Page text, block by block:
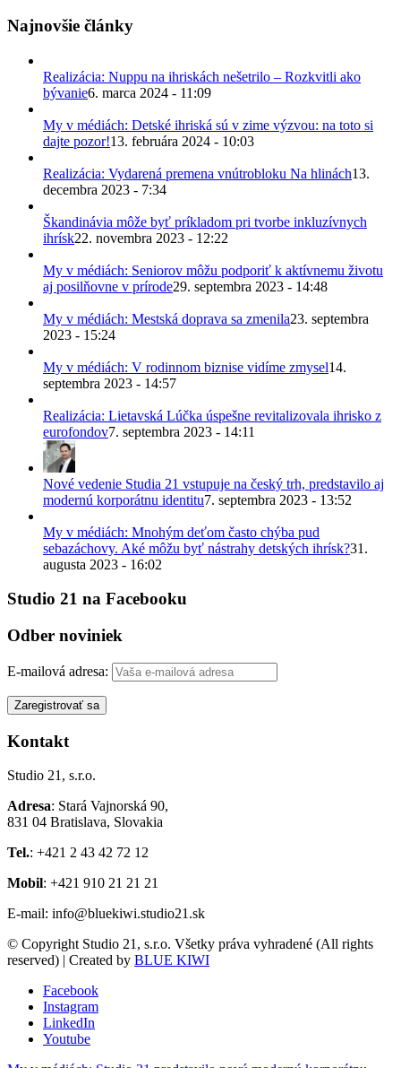
Najnovšie články
Realizácia: Nuppu na ihriskách nešetrilo – Rozkvitli ako
bývanie6. marca 2024 - 11:09
My v médiách: Detské ihriská sú v zime výzvou: na toto si
dajte pozor!13. februára 2024 - 10:03
Realizácia: Vydarená premena vnútrobloku Na hlinách13.
decembra 2023 - 7:34
Škandinávia môže byť príkladom pri tvorbe inkluzívnych
ihrísk22. novembra 2023 - 12:22
My v médiách: Seniorov môžu podporiť k aktívnemu životu
aj posilňovne v prírode29. septembra 2023 - 14:48
My v médiách: Mestská doprava sa zmenila23. septembra
2023 - 15:24
My v médiách: V rodinnom biznise vidíme zmysel14.
septembra 2023 - 14:57
Realizácia: Lietavská Lúčka úspešne revitalizovala ihrisko z
eurofondov7. septembra 2023 - 14:11
Nové vedenie Studia 21 vstupuje na český trh, predstavilo aj
modernú korporátnu identitu7. septembra 2023 - 13:52
My v médiách: Mnohým deťom často chýba pud
sebazáchovy. Aké môžu byť nástrahy detských ihrísk?31.
augusta 2023 - 16:02
Studio 21 na Facebooku
Odber noviniek
E-mailová adresa:
Kontakt
Studio 21, s.r.o.
Adresa: Stará Vajnorská 90,
831 04 Bratislava, Slovakia
Tel.: +421 2 43 42 72 12
Mobil: +421 910 21 21 21
E-mail: info@bluekiwi.studio21.sk
© Copyright Studio 21, s.r.o. Všetky práva vyhradené (All rights
reserved) | Created by BLUE KIWI
Facebook
Instagram
LinkedIn
Youtube